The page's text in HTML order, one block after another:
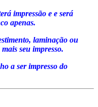
impressão e e será
apenas.
laminação ou
seu impresso.
a ser impresso do